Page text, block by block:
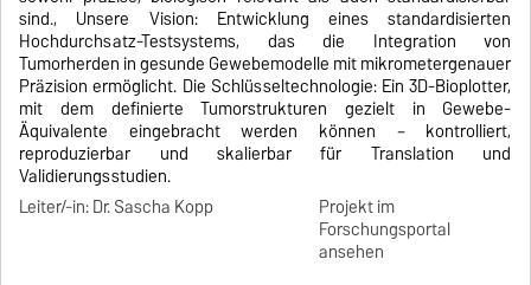
sind., Unsere Vision: Entwicklung eines standardisierten
Hochdurchsatz-Testsystems, das die Integration von
Tumorherden in gesunde Gewebemodelle mit mikrometergenauer
Präzision ermöglicht. Die Schlüsseltechnologie: Ein 3D-Bioplotter,
mit dem definierte Tumorstrukturen gezielt in Gewebe-
Äquivalente eingebracht werden können – kontrolliert,
reproduzierbar und skalierbar für Translation und
Validierungsstudien.
Leiter/-in: Dr. Sascha Kopp
Projekt im
Forschungsportal
ansehen